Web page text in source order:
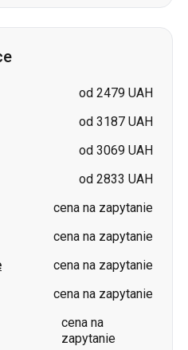
od 2479 UAH
od 2833 UAH
cena na zapytanie
cena na zapytanie
cena na zapytanie
cena na zapytanie
cena na